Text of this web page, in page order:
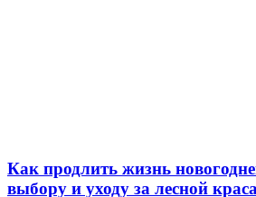
Как продлить жизнь
выбору и уходу за лесной